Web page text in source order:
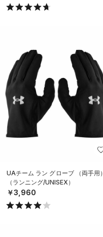
UAチーム ラン グローブ （両手用）
（ランニング/UNISEX）
￥3,960